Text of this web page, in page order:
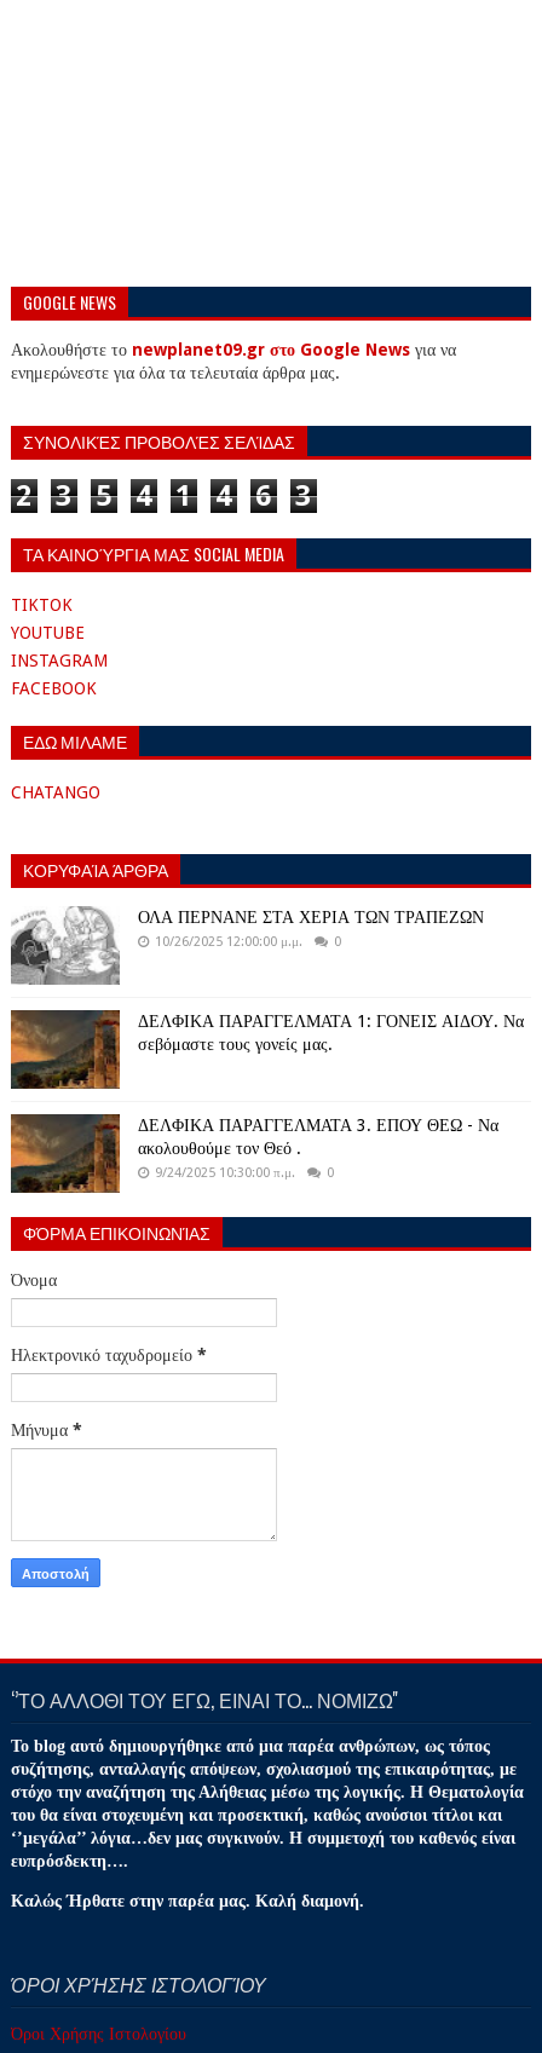
GOOGLE NEWS
Ακολουθήστε το newplanet09.gr στο Google Newsγια να
ενημερώνεστε για όλα τα τελευταία άρθρα μας.
ΣΥΝΟΛΙΚΈΣ ΠΡΟΒΟΛΈΣ ΣΕΛΊΔΑΣ
2 3 5 4 1 4 6 3
ΤΑ ΚΑΙΝΟΎΡΓΙΑ ΜΑΣ SOCIAL MEDIA
TIKTOK
YOUTUBE
INSTAGRAM
FACEBOOK
ΕΔΩ ΜΙΛΑΜΕ
CHATANGO
ΚΟΡΥΦΑΊΑ ΆΡΘΡΑ
ΟΛΑ ΠΕΡΝΑΝΕ ΣΤΑ ΧΕΡΙΑ ΤΩΝ ΤΡΑΠΕΖΩΝ
10/26/2025 12:00:00 μ.μ. 0
ΔΕΛΦΙΚΑ ΠΑΡΑΓΓΕΛΜΑΤΑ 1: ΓΟΝΕΙΣ ΑΙΔΟΥ. Να
σεβόμαστε τους γονείς μας.
ΔΕΛΦΙΚΑ ΠΑΡΑΓΓΕΛΜΑΤΑ 3. ΕΠΟΥ ΘΕΩ - Να
ακολουθούμε τον Θεό .
9/24/2025 10:30:00 π.μ. 0
ΦΌΡΜΑ ΕΠΙΚΟΙΝΩΝΊΑΣ
Όνομα
Ηλεκτρονικό ταχυδρομείο *
Μήνυμα *
‘’ΤΟ ΑΛΛΟΘΙ ΤΟΥ ΕΓΩ, ΕΙΝΑΙ ΤΟ… ΝΟΜΙΖΩ''
Το blog αυτό δημιουργήθηκε από μια παρέα ανθρώπων, ως τόπος
συζήτησης, ανταλλαγής απόψεων, σχολιασμού της επικαιρότητας, με
στόχο την αναζήτηση της Αλήθειας μέσω της λογικής. Η Θεματολογία
του θα είναι στοχευμένη και προσεκτική, καθώς ανούσιοι τίτλοι και
‘’μεγάλα’’ λόγια…δεν μας συγκινούν. Η συμμετοχή του καθενός είναι
ευπρόσδεκτη….
Καλώς Ήρθατε στην παρέα μας. Καλή διαμονή.
ΌΡΟΙ ΧΡΉΣΗΣ ΙΣΤΟΛΟΓΊΟΥ
Όροι Χρήσης Ιστολογίου